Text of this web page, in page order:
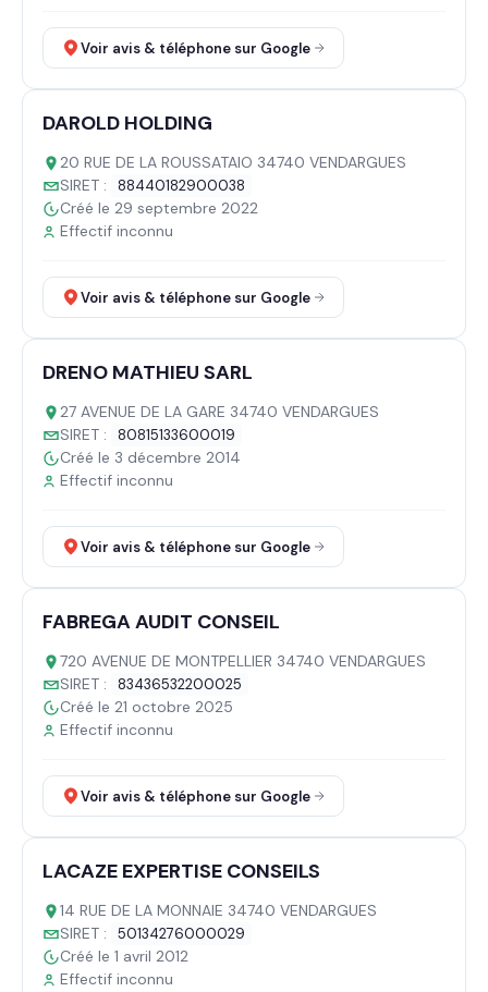
Voir avis & téléphone sur Google
DAROLD HOLDING
20 RUE DE LA ROUSSATAIO 34740 VENDARGUES
SIRET :
88440182900038
Créé le 29 septembre 2022
Effectif inconnu
Voir avis & téléphone sur Google
DRENO MATHIEU SARL
27 AVENUE DE LA GARE 34740 VENDARGUES
SIRET :
80815133600019
Créé le 3 décembre 2014
Effectif inconnu
Voir avis & téléphone sur Google
FABREGA AUDIT CONSEIL
720 AVENUE DE MONTPELLIER 34740 VENDARGUES
SIRET :
83436532200025
Créé le 21 octobre 2025
Effectif inconnu
Voir avis & téléphone sur Google
LACAZE EXPERTISE CONSEILS
14 RUE DE LA MONNAIE 34740 VENDARGUES
SIRET :
50134276000029
Créé le 1 avril 2012
Effectif inconnu